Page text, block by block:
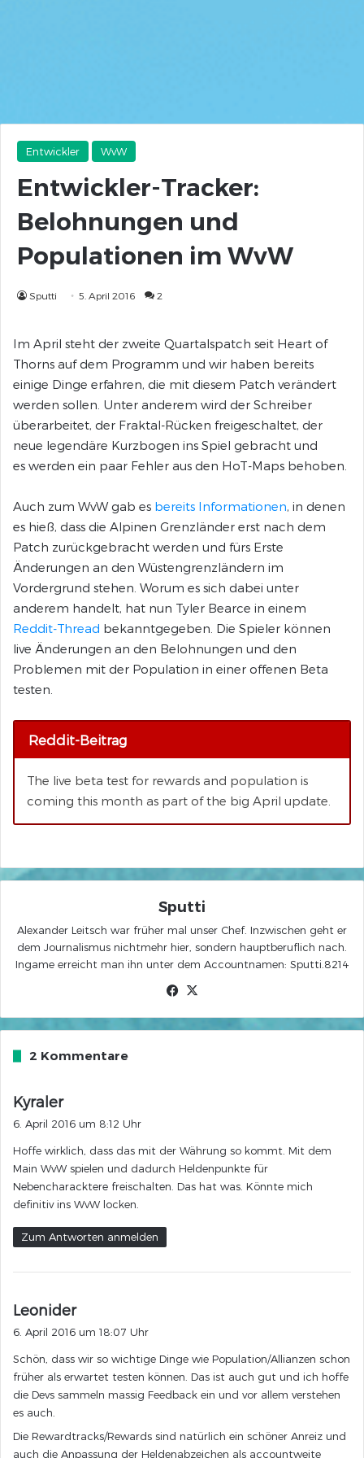
Entwickler WvW
Entwickler-Tracker:
Belohnungen und
Populationen im WvW
Sputti 5. April 2016 2
Im April steht der zweite Quartalspatch seit Heart of
Thorns auf dem Programm und wir haben bereits
einige Dinge erfahren, die mit diesem Patch verändert
werden sollen. Unter anderem wird der Schreiber
überarbeitet, der Fraktal-Rücken freigeschaltet, der
neue legendäre Kurzbogen ins Spiel gebracht und
es werden ein paar Fehler aus den HoT-Maps behoben.
Auch zum WvW gab es bereits Informationen, in denen
es hieß, dass die Alpinen Grenzländer erst nach dem
Patch zurückgebracht werden und fürs Erste
Änderungen an den Wüstengrenzländern im
Vordergrund stehen. Worum es sich dabei unter
anderem handelt, hat nun Tyler Bearce in einem
Reddit-Thread bekanntgegeben. Die Spieler können
live Änderungen an den Belohnungen und den
Problemen mit der Population in einer offenen Beta
testen.
Reddit-Beitrag
The live beta test for rewards and population is
coming this month as part of the big April update.
Sputti
Alexander Leitsch war früher mal unser Chef. Inzwischen geht er
dem Journalismus nichtmehr hier, sondern hauptberuflich nach.
Ingame erreicht man ihn unter dem Accountnamen: Sputti.8214
Facebook
2 Kommentare
Kyralers
t
:
6. April 2016 um 8:12 Uhr
Hoffe wirklich, dass das mit der Währung so kommt. Mit dem
Main WvW spielen und dadurch Heldenpunkte für
Nebencharacktere freischalten. Das hat was. Könnte mich
definitiv ins WvW locken.
Zum Antworten anmelden
Leoniders
t
:
6. April 2016 um 18:07 Uhr
Schön, dass wir so wichtige Dinge wie Population/Allianzen schon
früher als erwartet testen können. Das ist auch gut und ich hoffe
die Devs sammeln massig Feedback ein und vor allem verstehen
es auch.
Die Rewardtracks/Rewards sind natürlich ein schöner Anreiz und
auch die Anpassung der Heldenabzeichen als accountweite